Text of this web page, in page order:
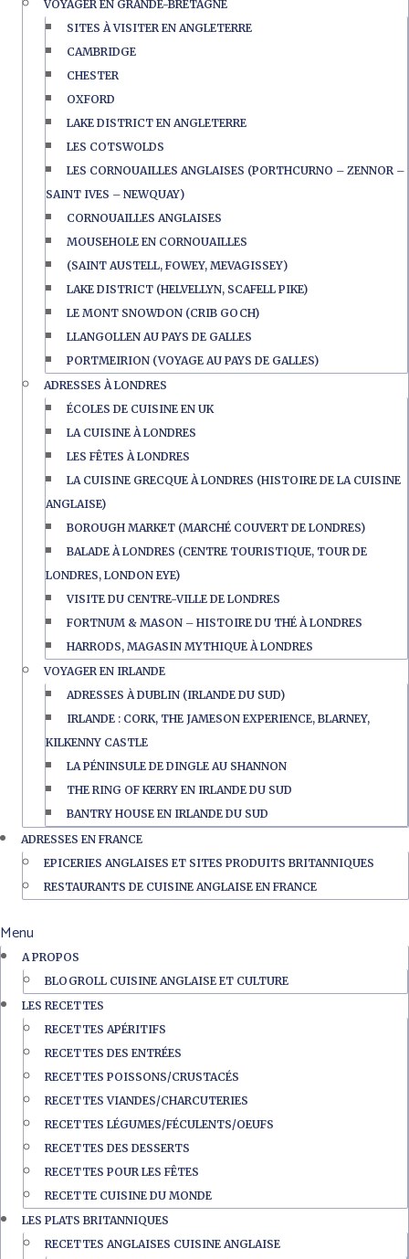
VOYAGER EN GRANDE-BRETAGNE
SITES À VISITER EN ANGLETERRE
CAMBRIDGE
CHESTER
OXFORD
LAKE DISTRICT EN ANGLETERRE
LES COTSWOLDS
LES CORNOUAILLES ANGLAISES (PORTHCURNO – ZENNOR –
SAINT IVES – NEWQUAY)
CORNOUAILLES ANGLAISES
MOUSEHOLE EN CORNOUAILLES
(SAINT AUSTELL, FOWEY, MEVAGISSEY)
LAKE DISTRICT (HELVELLYN, SCAFELL PIKE)
LE MONT SNOWDON (CRIB GOCH)
LLANGOLLEN AU PAYS DE GALLES
PORTMEIRION (VOYAGE AU PAYS DE GALLES)
ADRESSES À LONDRES
ÉCOLES DE CUISINE EN UK
LA CUISINE À LONDRES
LES FÊTES À LONDRES
LA CUISINE GRECQUE À LONDRES (HISTOIRE DE LA CUISINE
ANGLAISE)
BOROUGH MARKET (MARCHÉ COUVERT DE LONDRES)
BALADE À LONDRES (CENTRE TOURISTIQUE, TOUR DE
LONDRES, LONDON EYE)
VISITE DU CENTRE-VILLE DE LONDRES
FORTNUM & MASON – HISTOIRE DU THÉ À LONDRES
HARRODS, MAGASIN MYTHIQUE À LONDRES
VOYAGER EN IRLANDE
ADRESSES À DUBLIN (IRLANDE DU SUD)
IRLANDE : CORK, THE JAMESON EXPERIENCE, BLARNEY,
KILKENNY CASTLE
LA PÉNINSULE DE DINGLE AU SHANNON
THE RING OF KERRY EN IRLANDE DU SUD
BANTRY HOUSE EN IRLANDE DU SUD
ADRESSES EN FRANCE
EPICERIES ANGLAISES ET SITES PRODUITS BRITANNIQUES
RESTAURANTS DE CUISINE ANGLAISE EN FRANCE
Menu
A PROPOS
BLOGROLL CUISINE ANGLAISE ET CULTURE
LES RECETTES
RECETTES APÉRITIFS
RECETTES DES ENTRÉES
RECETTES POISSONS/CRUSTACÉS
RECETTES VIANDES/CHARCUTERIES
RECETTES LÉGUMES/FÉCULENTS/OEUFS
RECETTES DES DESSERTS
RECETTES POUR LES FÊTES
RECETTE CUISINE DU MONDE
LES PLATS BRITANNIQUES
RECETTES ANGLAISES CUISINE ANGLAISE